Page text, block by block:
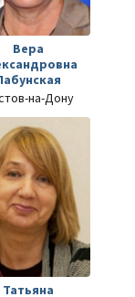
Вера
на-Дону
Татьяна